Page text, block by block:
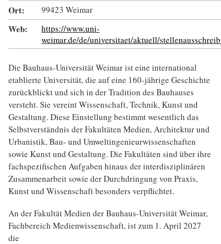
Ort: 99423 Weimar
Web:
https://www.uni-
weimar.de/de/universitaet/aktuell/
Die Bauhaus-Universität Weimar ist eine international
etablierte Universität, die auf eine 160-jährige Ge­schichte
zurückblickt und sich in der Tradition des Bauhauses
versteht. Sie vereint Wissenschaft, Technik, Kunst und
Gestaltung. Diese Einstellung bestimmt wesentlich das
Selbstverständnis der Fakultäten Medien, Architektur und
Urbanistik, Bau- und Umweltingenieurwissenschaften
sowie Kunst und Gestal­tung. Die Fakultäten sind über ihre
fachspezifischen Aufgaben hinaus der interdisziplinären
Zusammen­arbeit sowie der Durchdringung von Praxis,
Kunst und Wissenschaft besonders verpflichtet.
An der Fakultät Medien der Bauhaus-Universität Weimar,
Fachbereich Medienwissenschaft, ist zum 1. April 2027
die